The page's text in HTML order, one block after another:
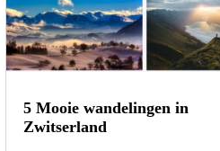
5 Mooie wandelingen in
Zwitserland